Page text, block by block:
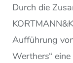
Durch die
Aufführung
Werthers“